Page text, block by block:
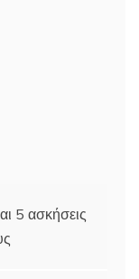
5 ασκήσεις